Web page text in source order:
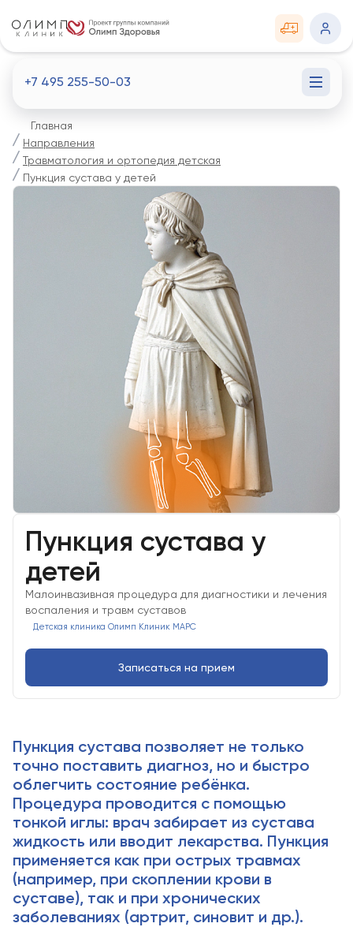
+7 495 255-50-03
Главная
Направления
Травматология и ортопедия детская
Пункция сустава у детей
Пункция сустава у
детей
Малоинвазивная процедура для диагностики и лечения
воспаления и травм суставов
Детская клиника Олимп Клиник МАРС
Записаться на прием
Пункция сустава позволяет не только
точно поставить диагноз, но и быстро
облегчить состояние ребёнка.
Процедура проводится с помощью
тонкой иглы: врач забирает из сустава
жидкость или вводит лекарства. Пункция
применяется как при острых травмах
(например, при скоплении крови в
суставе), так и при хронических
заболеваниях (артрит, синовит и др.).